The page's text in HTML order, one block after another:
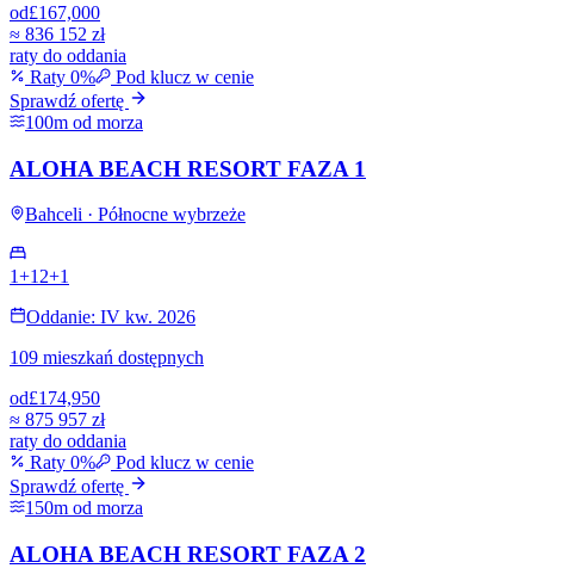
od£167,000
≈ 836 152 zł
raty do oddania
Raty 0%
Pod klucz w cenie
Sprawdź ofertę
100m od morza
ALOHA BEACH RESORT FAZA 1
Bahceli · Północne wybrzeże
1+1 2+1
Oddanie: IV kw. 2026
109 mieszkań dostępnych
od£174,950
≈ 875 957 zł
raty do oddania
Raty 0%
Pod klucz w cenie
Sprawdź ofertę
150m od morza
ALOHA BEACH RESORT FAZA 2